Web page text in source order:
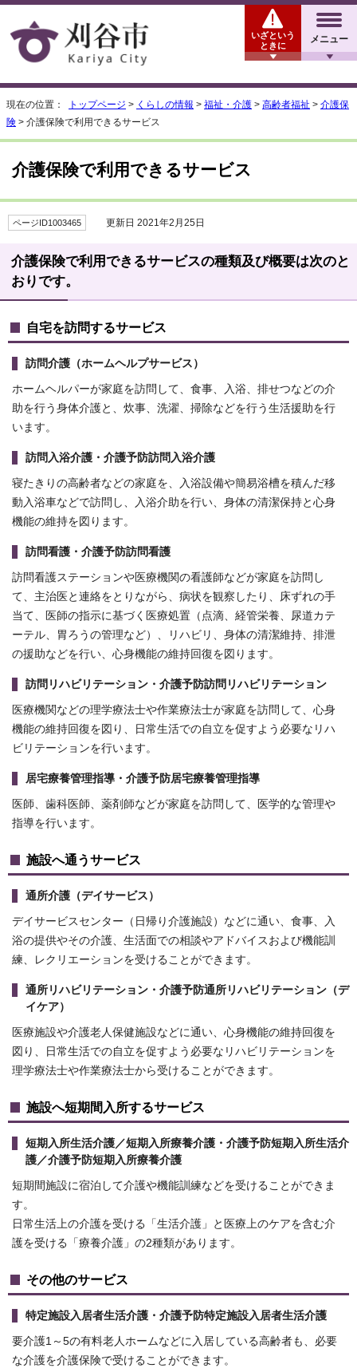
メニュー
いざという
ときに
現在の位置： トップページ > くらしの情報 > 福祉・介護 > 高齢者福祉 > 介護保
険 > 介護保険で利用できるサービス
介護保険で利用できるサービス
ページID1003465 更新日 2021年2月25日
介護保険で利用できるサービスの種類及び概要は次のと
おりです。
自宅を訪問するサービス
訪問介護（ホームヘルプサービス）
ホームヘルパーが家庭を訪問して、食事、入浴、排せつなどの介
助を行う身体介護と、炊事、洗濯、掃除などを行う生活援助を行
います。
訪問入浴介護・介護予防訪問入浴介護
寝たきりの高齢者などの家庭を、入浴設備や簡易浴槽を積んだ移
動入浴車などで訪問し、入浴介助を行い、身体の清潔保持と心身
機能の維持を図ります。
訪問看護・介護予防訪問看護
訪問看護ステーションや医療機関の看護師などが家庭を訪問し
て、主治医と連絡をとりながら、病状を観察したり、床ずれの手
当て、医師の指示に基づく医療処置（点滴、経管栄養、尿道カテ
ーテル、胃ろうの管理など）、リハビリ、身体の清潔維持、排泄
の援助などを行い、心身機能の維持回復を図ります。
訪問リハビリテーション・介護予防訪問リハビリテーション
医療機関などの理学療法士や作業療法士が家庭を訪問して、心身
機能の維持回復を図り、日常生活での自立を促すよう必要なリハ
ビリテーションを行います。
居宅療養管理指導・介護予防居宅療養管理指導
医師、歯科医師、薬剤師などが家庭を訪問して、医学的な管理や
指導を行います。
施設へ通うサービス
通所介護（デイサービス）
デイサービスセンター（日帰り介護施設）などに通い、食事、入
浴の提供やその介護、生活面での相談やアドバイスおよび機能訓
練、レクリエーションを受けることができます。
通所リハビリテーション・介護予防通所リハビリテーション（デ
イケア）
医療施設や介護老人保健施設などに通い、心身機能の維持回復を
図り、日常生活での自立を促すよう必要なリハビリテーションを
理学療法士や作業療法士から受けることができます。
施設へ短期間入所するサービス
短期入所生活介護／短期入所療養介護・介護予防短期入所生活介
護／介護予防短期入所療養介護
短期間施設に宿泊して介護や機能訓練などを受けることができま
す。
日常生活上の介護を受ける「生活介護」と医療上のケアを含む介
護を受ける「療養介護」の2種類があります。
その他のサービス
特定施設入居者生活介護・介護予防特定施設入居者生活介護
要介護1～5の有料老人ホームなどに入居している高齢者も、必要
な介護を介護保険で受けることができます。